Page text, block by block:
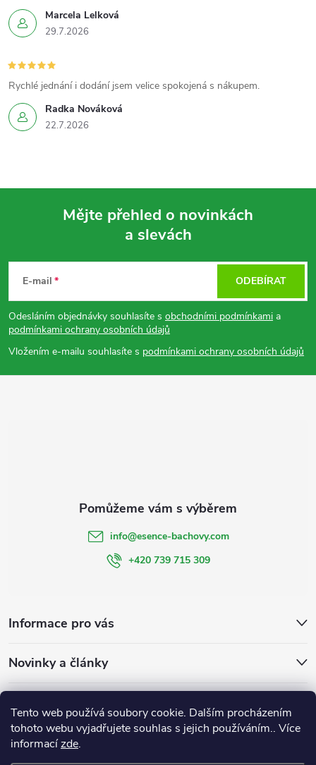
Tento web používá soubory cookie. Dalším procházením
tohoto webu vyjadřujete souhlas s jejich používáním.. Více
informacízde.
Marcela Lelková
29.7.2026
Radka Nováková
22.7.2026
Rychlé jednání i dodání jsem velice spokojená s nákupem.
p
a
Mějte přehled o novinkách
a slevách
E-mail
Odesláním objednávky souhlasíte s obchodními podmínkami a
podmínkami ochrany osobních údajů
Vložením e-mailu souhlasíte s podmínkami ochrany osobních údajů
ODEBÍRAT
Informace pro vás
Novinky a články
info@esence-bachovy.com
+420 739 715 309
Bachovykapky